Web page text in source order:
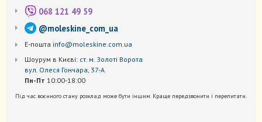
068 121 49 59
@moleskine_com_ua
Е-пошта info@moleskine.com.ua
Шоурум в Києві: ст. м. Золоті Ворота
вул. Олеся Гончара, 37-А
Пн-Пт 10:00-18:00
Під час воєнного стану розклад може бути іншим. Краще передзвонити і перепитати.